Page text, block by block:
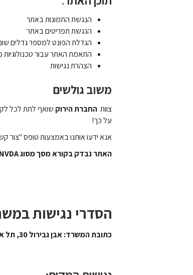
הנגשת התמונות באתר
הנגשת תפריטים באתר
הגדלת הפונט למספר גדלים
התאמת האתר עבור טכנולוגיות
הצהרת נגישות
משוב גולשים
צוות החברת הירוק שואף לתת לכל
על כך!
אנא ידעו אותנו באמצעות טופס "צור
האתר נבדק בקורא מסך מסוג NVDA והינו מותאם לגלישה בדפדנים הנפוצים (כרום, מוזילה , אדג')
הסדרי נגישות
כתובת המשרד: אבן גבירול 30, תל אביב, ישראל